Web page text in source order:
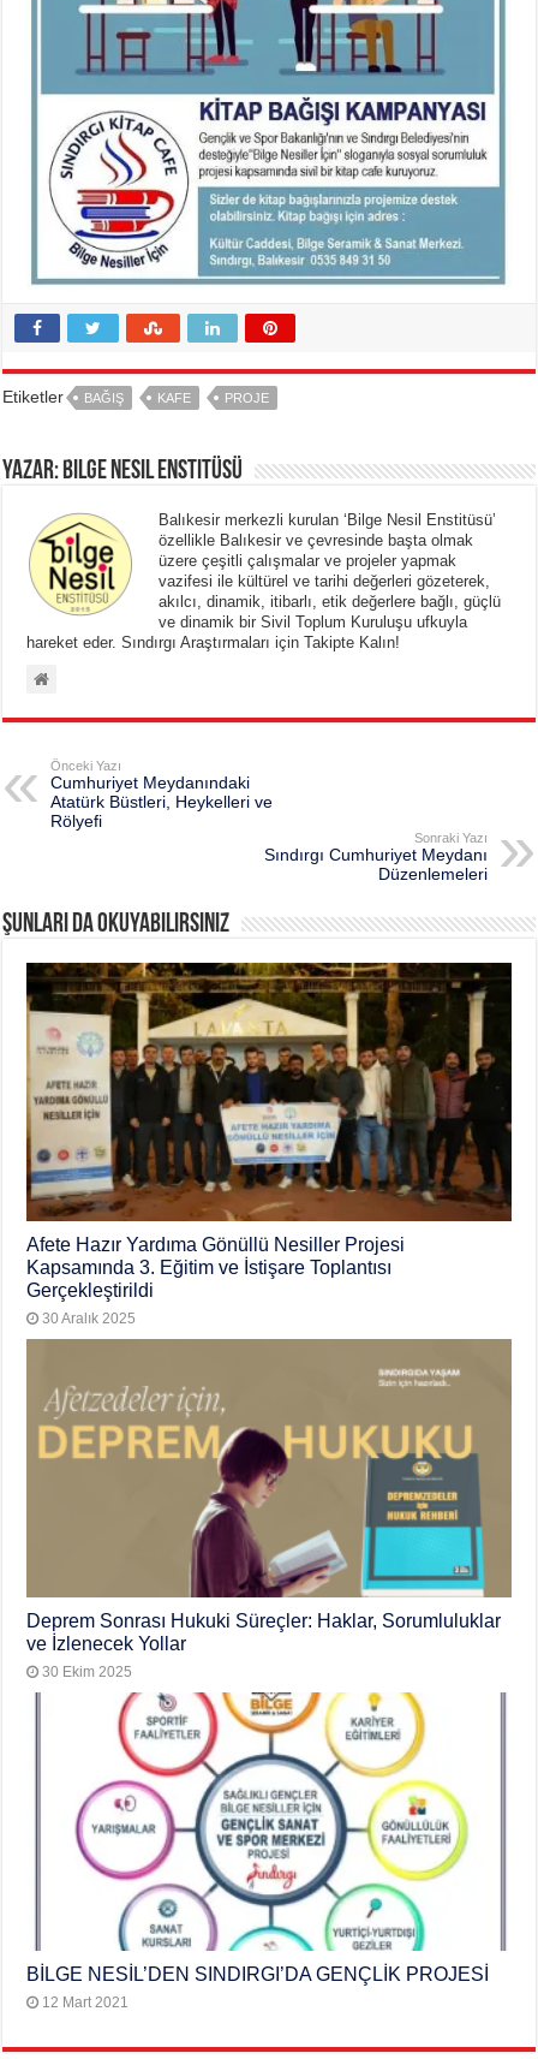
Etiketler BAĞIŞ KAFE PROJE
Yazar: Bilge Nesil Enstitüsü
Balıkesir merkezli kurulan ‘Bilge Nesil Enstitüsü’
özellikle Balıkesir ve çevresinde başta olmak
üzere çeşitli çalışmalar ve projeler yapmak
vazifesi ile kültürel ve tarihi değerleri gözeterek,
akılcı, dinamik, itibarlı, etik değerlere bağlı, güçlü
ve dinamik bir Sivil Toplum Kuruluşu ufkuyla
hareket eder. Sındırgı Araştırmaları için Takipte Kalın!
Önceki Yazı
Cumhuriyet Meydanındaki
Atatürk Büstleri, Heykelleri ve
Rölyefi
Sonraki Yazı
Sındırgı Cumhuriyet Meydanı
Düzenlemeleri
Şunları da okuyabilirsiniz
Afete Hazır Yardıma Gönüllü Nesiller Projesi
Kapsamında 3. Eğitim ve İstişare Toplantısı
Gerçekleştirildi
30 Aralık 2025
Deprem Sonrası Hukuki Süreçler: Haklar, Sorumluluklar
ve İzlenecek Yollar
30 Ekim 2025
BİLGE NESİL’DEN SINDIRGI’DA GENÇLİK PROJESİ
12 Mart 2021